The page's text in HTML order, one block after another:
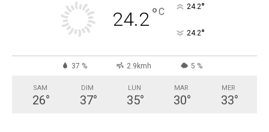
24.2°C 24.2°
24.2°
37 % 2.9kmh 5 %
SAM
26°
DIM
37°
LUN
35°
MAR
30°
MER
33°